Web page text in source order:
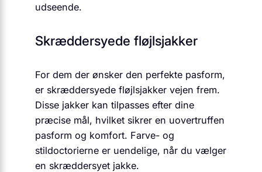
udseende.
Skræddersyede fløjlsjakker
For dem der ønsker den perfekte pasform,
er skræddersyede fløjlsjakker vejen frem.
Disse jakker kan tilpasses efter dine
præcise mål, hvilket sikrer en uovertruffen
pasform og komfort. Farve- og
stildoctorierne er uendelige, når du vælger
en skræddersyet jakke.